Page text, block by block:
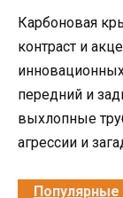
Карбоновая
контраст и
передний и
выхлопные
агрессии и
Популярные